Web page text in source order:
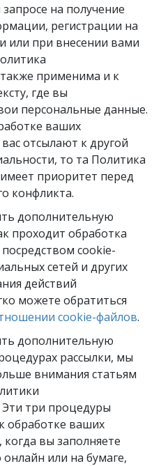
на получение
регистрации на
или при внесении вами
применима и к
где вы
персональные данные.
ваших
отсылают к другой
то та Политика
приоритет перед
конфликта.
дополнительную
проходит обработка
cookie-
сетей и других
действий
можете обратиться
cookie-файлов.
дополнительную
рассылки, мы
внимания статьям
три процедуры
обработке ваших
вы заполняете
или на бумаге,